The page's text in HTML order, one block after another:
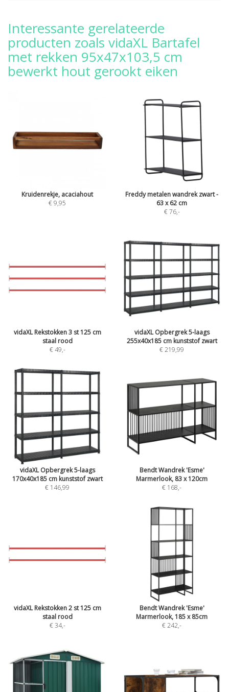
Interessante gerelateerde
producten zoals vidaXL Bartafel
met rekken 95x47x103,5 cm
bewerkt hout gerookt eiken
Kruidenrekje, acaciahout
€ 9,95
Freddy metalen wandrek zwart -
63 x 62 cm
€ 76,-
vidaXL Rekstokken 3 st 125 cm
staal rood
€ 49,-
vidaXL Opbergrek 5-laags
255x40x185 cm kunststof zwart
€ 219,99
vidaXL Opbergrek 5-laags
170x40x185 cm kunststof zwart
€ 146,99
Bendt Wandrek 'Esme'
Marmerlook, 83 x 120cm
€ 168,-
vidaXL Rekstokken 2 st 125 cm
staal rood
€ 34,-
Bendt Wandrek 'Esme'
Marmerlook, 185 x 85cm
€ 242,-